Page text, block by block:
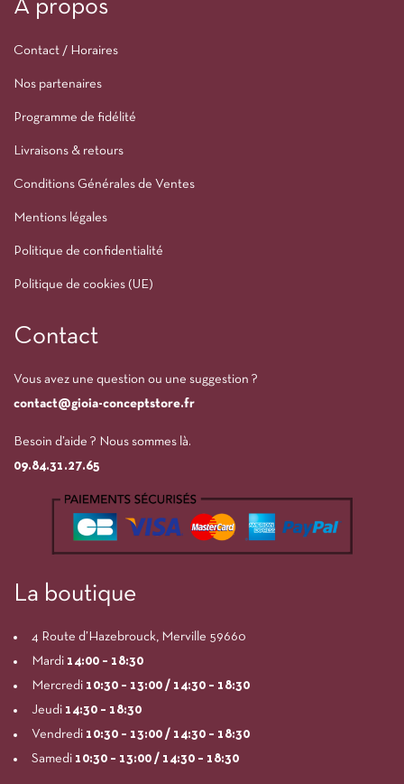
À propos
Contact / Horaires
Nos partenaires
Programme de fidélité
Livraisons & retours
Conditions Générales de Ventes
Mentions légales
Politique de confidentialité
Politique de cookies (UE)
Contact
Vous avez une question ou une suggestion ?
contact@gioia-conceptstore.fr
Besoin d’aide ? Nous sommes là.
09.84.31.27.65
La boutique
4 Route d’Hazebrouck, Merville 59660
Mardi 14:00 – 18:30
Mercredi 10:30 – 13:00 / 14:30 – 18:30
Jeudi 14:30 – 18:30
Vendredi 10:30 – 13:00 / 14:30 – 18:30
Samedi 10:30 – 13:00 / 14:30 – 18:30